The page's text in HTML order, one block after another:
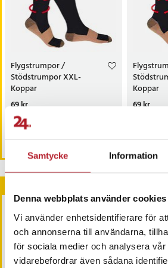
Samtycke Information
Denna webbplats använder cookies
Vi använder enhetsidentifierare för
och annonserna till användarna,
för sociala medier och analysera
vidarebefordrar även sådana
Flygstrumpor /
Stödstrumpor XXL-
Koppar
Kompressionsstrumpor
Pris:69 kr
69 kr
I lager, levereras inom 1-2 vardagar
Koppar
Pris:69 kr
69 kr
I